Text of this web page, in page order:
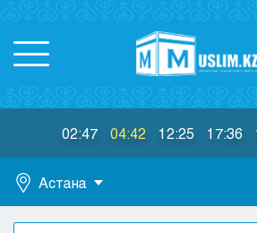
02:47 04:42 12:25 17:36
Астана
Астана